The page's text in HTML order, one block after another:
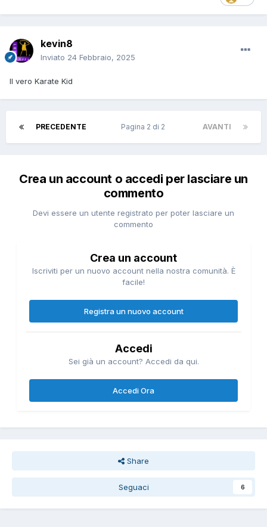
kevin8
Inviato 24 Febbraio, 2025
Il vero Karate Kid
PRECEDENTE AVANTI
Pagina 2 di 2
Crea un account o accedi per lasciare un
commento
Devi essere un utente registrato per poter lasciare un
commento
Crea un account
Iscriviti per un nuovo account nella nostra comunità. È
facile!
Registra un nuovo account
Accedi
Sei già un account? Accedi da qui.
Accedi Ora
Share
Seguaci 6